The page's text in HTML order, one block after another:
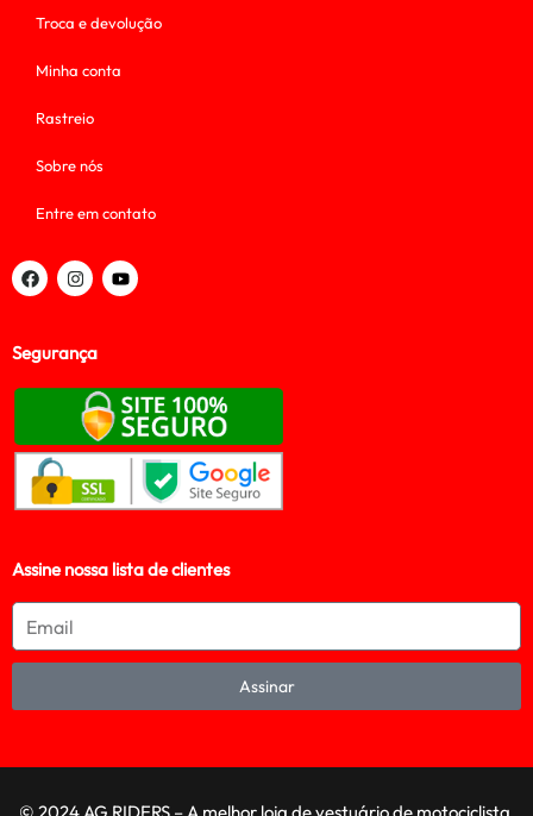
Troca e devolução
Minha conta
Rastreio
Sobre nós
Entre em contato
Segurança
Assine nossa lista de clientes
Assinar